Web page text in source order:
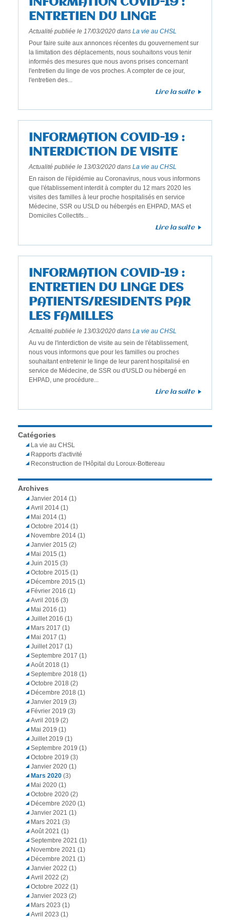
e
r
e
c
h
e
h
e
ENTRETIEN DU LINGE
Actualité publiée le 17/03/2020 dans La vie au CHSL
Pour faire suite aux annonces récentes du gouvernement sur
la limitation des déplacements, nous souhaitons vous tenir
informés des mesures que nous avons prises concernant
l'entretien du linge de vos proches. A compter de ce jour,
l'entretien des...
Lire la suite
INFORMATION COVID-19 :
INTERDICTION DE VISITE
Actualité publiée le 13/03/2020 dans La vie au CHSL
En raison de l'épidémie au Coronavirus, nous vous informons
que l'établissement interdit à compter du 12 mars 2020 les
visites des familles à leur proche hospitalisés en service
Médecine, SSR ou USLD ou hébergés en EHPAD, MAS et
Domiciles Collectifs...
Lire la suite
INFORMATION COVID-19 :
ENTRETIEN DU LINGE DES
PATIENTS/RESIDENTS PAR
LES FAMILLES
Actualité publiée le 13/03/2020 dans La vie au CHSL
Au vu de l'interdiction de visite au sein de l'établissement,
nous vous informons que pour les familles ou proches
souhaitant entretenir le linge de leur parent hospitalisé en
service de Médecine, de SSR ou d'USLD ou hébergé en
EHPAD, une procédure...
Lire la suite
Catégories
La vie au CHSL
Rapports d'activité
Reconstruction de l'Hôpital du Loroux-Bottereau
Archives
Janvier 2014 (1)
Avril 2014 (1)
Mai 2014 (1)
Octobre 2014 (1)
Novembre 2014 (1)
Janvier 2015 (2)
Mai 2015 (1)
Juin 2015 (3)
Octobre 2015 (1)
Décembre 2015 (1)
Février 2016 (1)
Avril 2016 (3)
Mai 2016 (1)
Juillet 2016 (1)
Mars 2017 (1)
Mai 2017 (1)
Juillet 2017 (1)
Septembre 2017 (1)
Août 2018 (1)
Septembre 2018 (1)
Octobre 2018 (2)
Décembre 2018 (1)
Janvier 2019 (3)
Février 2019 (3)
Avril 2019 (2)
Mai 2019 (1)
Juillet 2019 (1)
Septembre 2019 (1)
Octobre 2019 (3)
Janvier 2020 (1)
Mars 2020 (3)
Mai 2020 (1)
Octobre 2020 (2)
Décembre 2020 (1)
Janvier 2021 (1)
Mars 2021 (3)
Août 2021 (1)
Septembre 2021 (1)
Novembre 2021 (1)
Décembre 2021 (1)
Janvier 2022 (1)
Avril 2022 (2)
Octobre 2022 (1)
Janvier 2023 (2)
Mars 2023 (1)
Avril 2023 (1)